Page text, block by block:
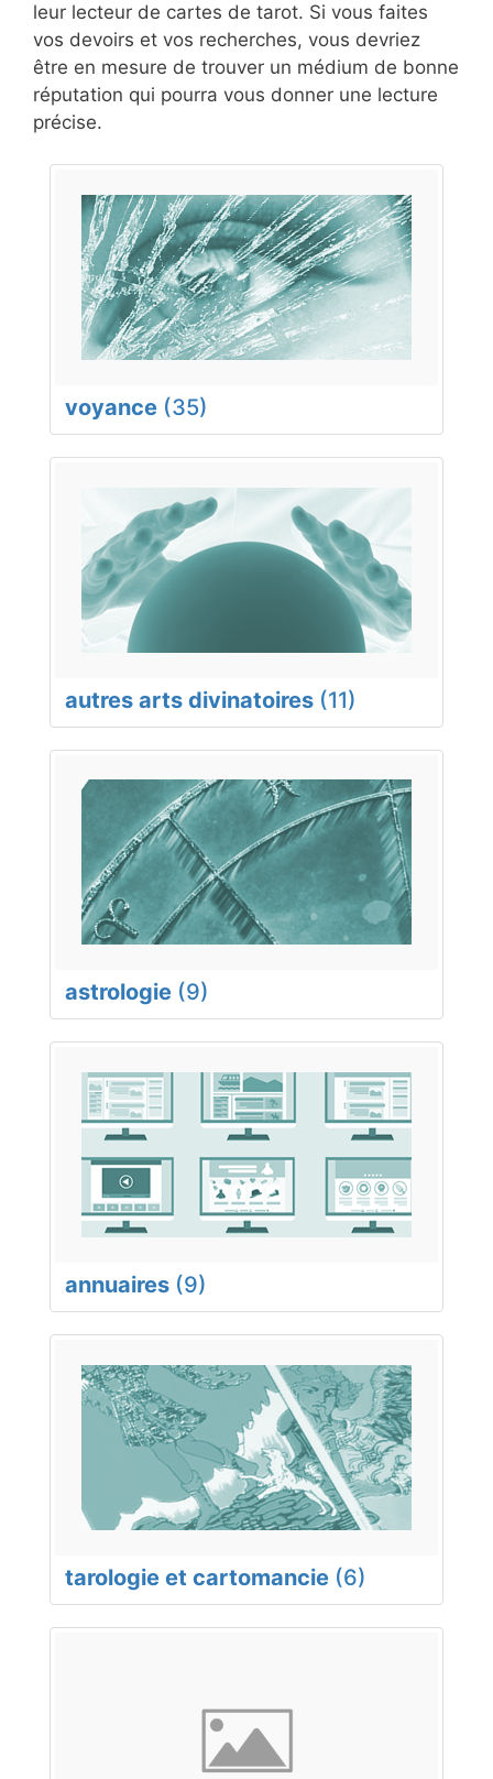
leur lecteur de cartes de tarot. Si vous faites
vos devoirs et vos recherches, vous devriez
être en mesure de trouver un médium de bonne
réputation qui pourra vous donner une lecture
précise.
voyance (35)
autres arts divinatoires (11)
astrologie (9)
annuaires (9)
tarologie et cartomancie (6)